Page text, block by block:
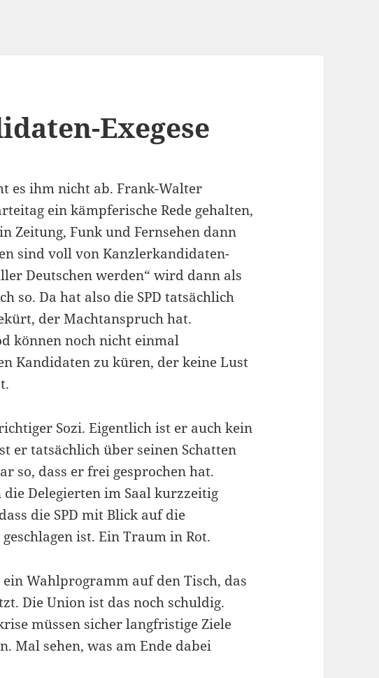
Exegese
es ihm nicht ab. Frank-Walter
ein kämpferische Rede gehalten,
Zeitung, Funk und Fernsehen dann
sind voll von Kanzlerkandidaten-
Deutschen werden“ wird dann als
so. Da hat also die SPD tatsächlich
der Machtanspruch hat.
können noch nicht einmal
Kandidaten zu küren, der keine Lust
Sozi. Eigentlich ist er auch kein
er tatsächlich über seinen Schatten
so, dass er frei gesprochen hat.
die Delegierten im Saal kurzzeitig
die SPD mit Blick auf die
ist. Ein Traum in Rot.
Wahlprogramm auf den Tisch, das
Die Union ist das noch schuldig.
müssen sicher langfristige Ziele
Mal sehen, was am Ende dabei